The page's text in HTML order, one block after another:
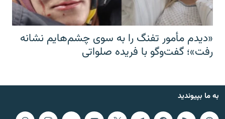
«دیدم مأمور تفنگ را به سوی چشم‌هایم نشانه
رفت»؛ گفت‌و‌گو با فریده صلواتی
به ما بپیوندید